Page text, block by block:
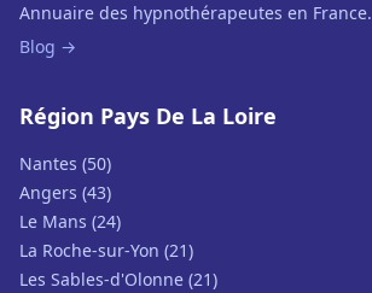
Annuaire des hypnothérapeutes en France.
Blog →
Région Pays De La Loire
Nantes (50)
Angers (43)
Le Mans (24)
La Roche-sur-Yon (21)
Les Sables-d'Olonne (21)